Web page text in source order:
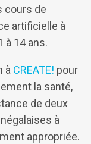
cours de
artificielle à
à 14 ans.
à CREATE! pour
la santé,
de deux
à
appropriée.